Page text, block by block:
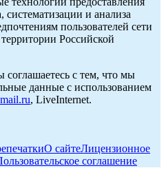
и анализа
пользователей сети
Российской
с тем, что мы
данные с использованием
, LiveInternet.
О сайтеЛицензионное
соглашение